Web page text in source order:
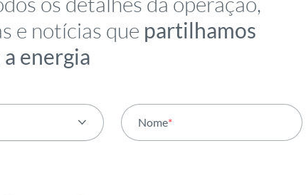
e notícias que partilhamos
energia
Nome*